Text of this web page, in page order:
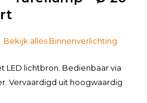
Bekijk alles Binnenverlichting
LED lichtbron. Bedienbaar via
Vervaardigd uit hoogwaardig